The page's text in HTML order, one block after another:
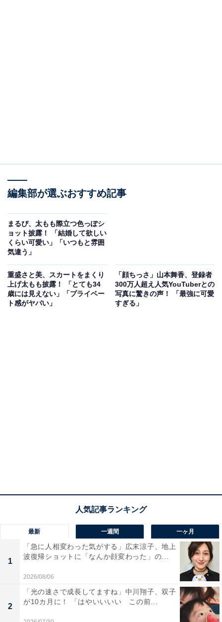
編集部が選ぶおすすめ記事
まるぴ、太もも際立つ色っぽシ
ョット披露！ 「結婚して欲しい
くらい可愛い」「いつもと雰囲
気違う」
重盛さと美、スカートをまくり
上げ太もも披露！ 「とても34
歳には見えない」「プライベー
ト感がヤバい」
「顔ちっさ」山本舞香、登録者
300万人超え人気YouTuberとの
写真に驚きの声！ 「最強に可愛
すぎる」
最新 一週間 一ヶ月
1
「急に人相変わった気がする」広末涼子、地上
波復帰ショットに「なんか顔変わった」の...
2026/08/06
2
「光の速さで成長してますね」中川翔子、双子
が10カ月に！ 「はやいいいい この前...